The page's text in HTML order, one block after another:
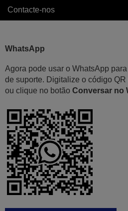
Contacte-nos
WhatsApp
Agora pode usar o WhatsApp
de suporte. Digitalize o código QR
ou clique no botão Conversar no